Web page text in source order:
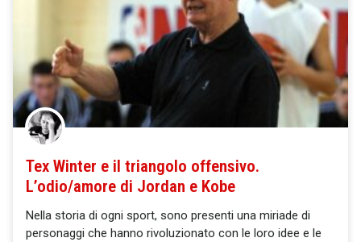
Tex Winter e il triangolo offensivo.
L’odio/amore di Jordan e Kobe
Nella storia di ogni sport, sono presenti una miriade di
personaggi che hanno rivoluzionato con le loro idee e le